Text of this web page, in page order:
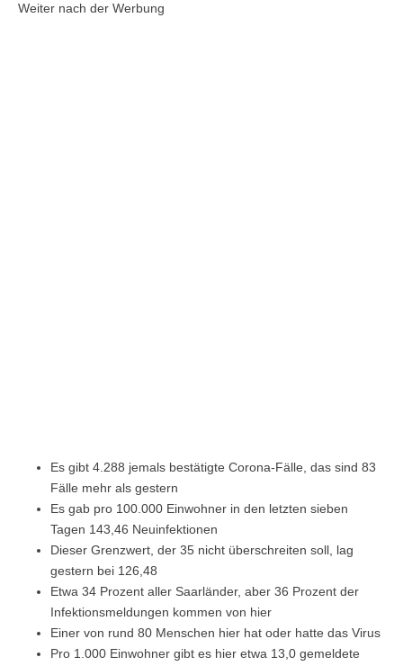
Weiter nach der Werbung
Es gibt 4.288 jemals bestätigte Corona-Fälle, das sind 83
Fälle mehr als gestern
Es gab pro 100.000 Einwohner in den letzten sieben
Tagen 143,46 Neuinfektionen
Dieser Grenzwert, der 35 nicht überschreiten soll, lag
gestern bei 126,48
Etwa 34 Prozent aller Saarländer, aber 36 Prozent der
Infektionsmeldungen kommen von hier
Einer von rund 80 Menschen hier hat oder hatte das Virus
Pro 1.000 Einwohner gibt es hier etwa 13,0 gemeldete